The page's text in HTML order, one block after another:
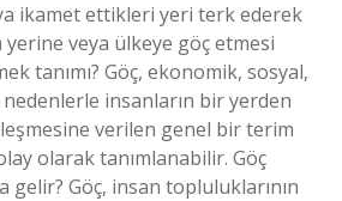
ikamet ettikleri yeri terk ederek
veya ülkeye göç etmesi
tanımı? Göç, ekonomik, sosyal,
insanların bir yerden
verilen genel bir terim
olarak tanımlanabilir. Göç
gelir? Göç, insan topluluklarının